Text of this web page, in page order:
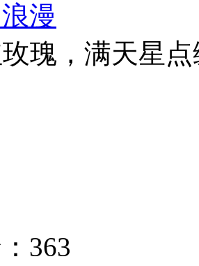
漫
瑰，满天星点
363